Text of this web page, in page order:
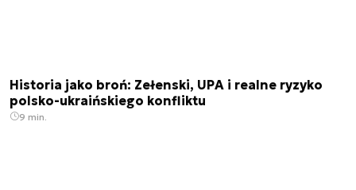
Historia jako broń: Zełenski, UPA i realne ryzyko
polsko-ukraińskiego konfliktu
9 min.